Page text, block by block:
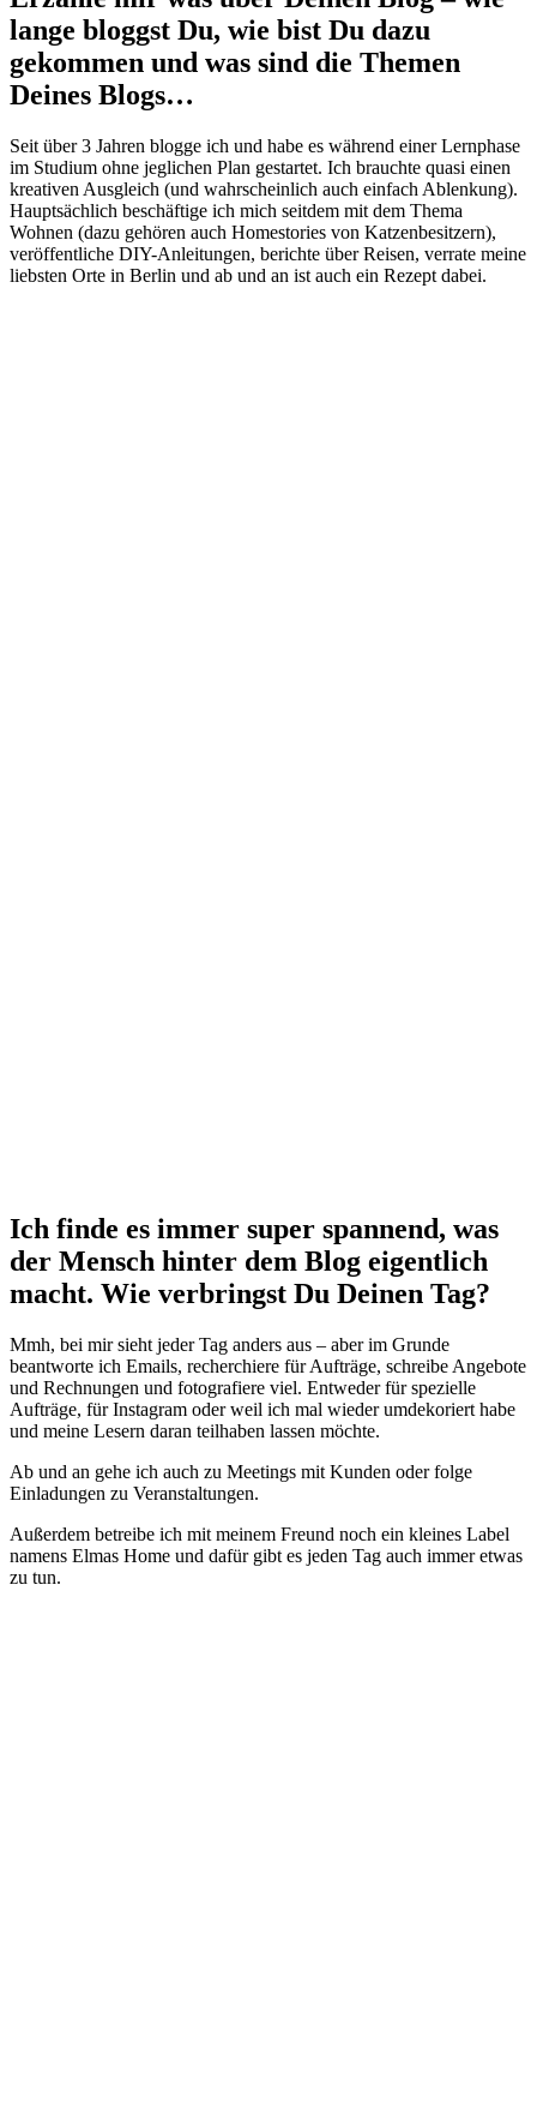
lange bloggst Du, wie bist Du dazu
gekommen und was sind die Themen
Deines Blogs…
Seit über 3 Jahren blogge ich und habe es während einer Lernphase
im Studium ohne jeglichen Plan gestartet. Ich brauchte quasi einen
kreativen Ausgleich (und wahrscheinlich auch einfach Ablenkung).
Hauptsächlich beschäftige ich mich seitdem mit dem Thema
Wohnen (dazu gehören auch Homestories von Katzenbesitzern),
veröffentliche DIY-Anleitungen, berichte über Reisen, verrate meine
liebsten Orte in Berlin und ab und an ist auch ein Rezept dabei.
Ich finde es immer super spannend, was
der Mensch hinter dem Blog eigentlich
macht. Wie verbringst Du Deinen Tag?
Mmh, bei mir sieht jeder Tag anders aus – aber im Grunde
beantworte ich Emails, recherchiere für Aufträge, schreibe Angebote
und Rechnungen und fotografiere viel. Entweder für spezielle
Aufträge, für Instagram oder weil ich mal wieder umdekoriert habe
und meine Lesern daran teilhaben lassen möchte.
Ab und an gehe ich auch zu Meetings mit Kunden oder folge
Einladungen zu Veranstaltungen.
Außerdem betreibe ich mit meinem Freund noch ein kleines Label
namens Elmas Home und dafür gibt es jeden Tag auch immer etwas
zu tun.